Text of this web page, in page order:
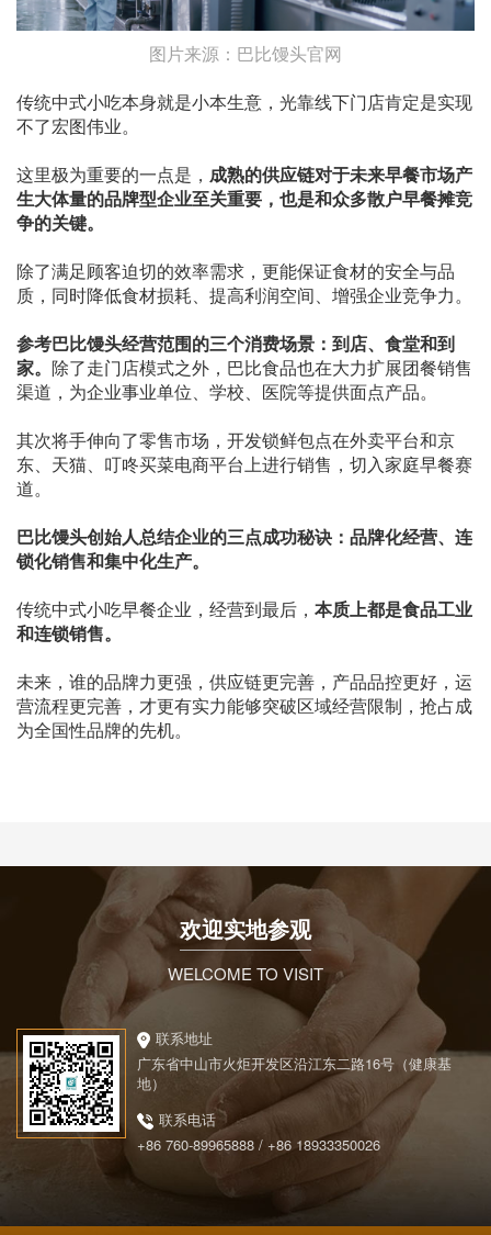
图片来源：巴比馒头官网
传统中式小吃本身就是小本生意，光靠线下门店肯定是实现
不了宏图伟业。
这里极为重要的一点是， 成熟的供应链对于未来早餐市场产
生大体量的品牌型企业至关重要，也是和众多散户早餐摊竞
争的关键。
除了满足顾客迫切的效率需求，更能保证食材的安全与品
质，同时降低食材损耗、提高利润空间、增强企业竞争力。
参考巴比馒头经营范围的三个消费场景：到店、食堂和到
家。 除了走门店模式之外，巴比食品也在大力扩展团餐销售
渠道，为企业事业单位、学校、医院等提供面点产品。
其次将手伸向了零售市场，开发锁鲜包点在外卖平台和京
东、天猫、叮咚买菜电商平台上进行销售，切入家庭早餐赛
道。
巴比馒头创始人总结企业的三点成功秘诀：品牌化经营、连
锁化销售和集中化生产。
传统中式小吃早餐企业，经营到最后， 本质上都是食品工业
和连锁销售。
未来，谁的品牌力更强，供应链更完善，产品品控更好，运
营流程更完善，才更有实力能够突破区域经营限制，抢占成
为全国性品牌的先机。
欢迎实地参观
WELCOME TO VISIT
联系地址
广东省中山市火炬开发区沿江东二路16号（健康基
地）
联系电话
+86 760-89965888 / +86 18933350026